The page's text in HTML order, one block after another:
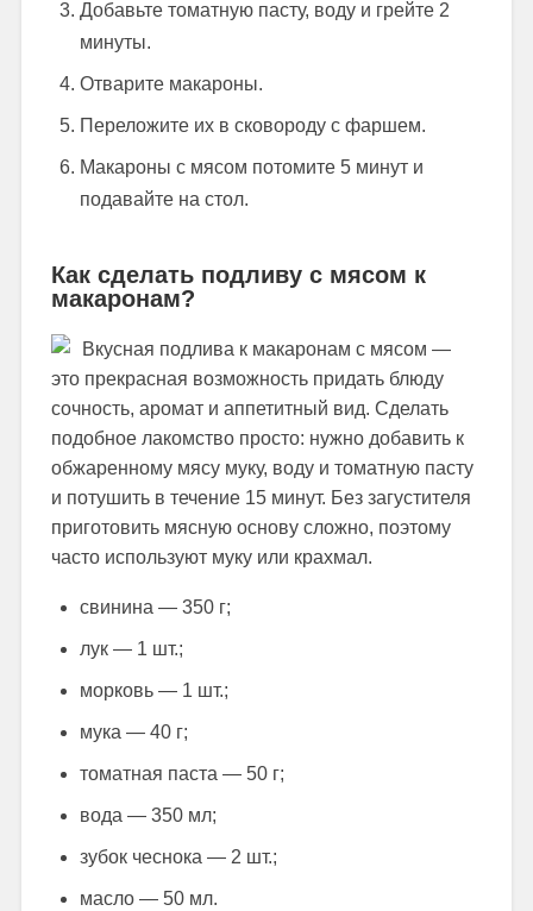
Добавьте томатную пасту, воду и грейте 2
минуты.
Отварите макароны.
Переложите их в сковороду с фаршем.
Макароны с мясом потомите 5 минут и
подавайте на стол.
Как сделать подливу с мясом к
макаронам?
Вкусная подлива к макаронам с мясом —
это прекрасная возможность придать блюду
сочность, аромат и аппетитный вид. Сделать
подобное лакомство просто: нужно добавить к
обжаренному мясу муку, воду и томатную пасту
и потушить в течение 15 минут. Без загустителя
приготовить мясную основу сложно, поэтому
часто используют муку или крахмал.
свинина — 350 г;
лук — 1 шт.;
морковь — 1 шт.;
мука — 40 г;
томатная паста — 50 г;
вода — 350 мл;
зубок чеснока — 2 шт.;
масло — 50 мл.